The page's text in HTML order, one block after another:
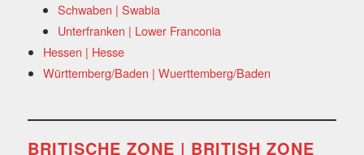
Schwaben | Swabia
Unterfranken | Lower Franconia
Hessen | Hesse
Württemberg/Baden | Wuerttemberg/Baden
BRITISCHE ZONE | BRITISH ZONE